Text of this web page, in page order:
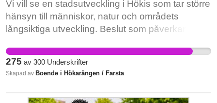
Vi vill se en stadsutveckling i Hökis som tar större
hänsyn till människor, natur och områdets
långsiktiga utveckling. Beslut som påverkar
inte på att grönområden försvinner bit för bit. Läs
mer om detaljplanen här.
275 av 300 Underskrifter
Skapad av Boende i Hökarängen / Farsta